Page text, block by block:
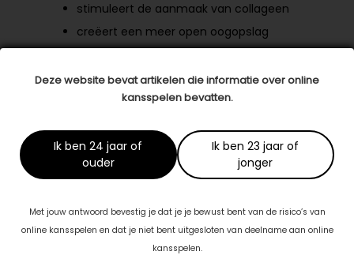
Deze website bevat artikelen die informatie over online
kansspelen bevatten.
Ik ben 24 jaar of
ouder
Ik ben 23 jaar of
jonger
Met jouw antwoord bevestig je dat je je bewust bent van de risico’s van
online kansspelen en dat je niet bent uitgesloten van deelname aan online
kansspelen.
stimuleert de aanmaak van collageen
creëert een meer open oogopslag
Welke zones kunnen behandeld worden?
wenkbrauwen
oogleden en kraaienpootjes
wallen
kaaklijn